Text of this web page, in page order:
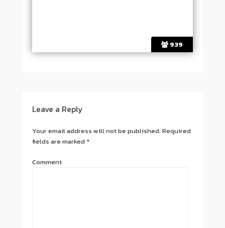
939
Leave a Reply
Your email address will not be published.Required
fields are marked *
Comment